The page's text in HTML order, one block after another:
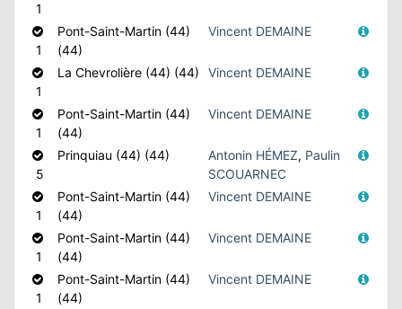
1
1
Pont-Saint-Martin (44)
(44)
Vincent DEMAINE
1
La Chevrolière (44) (44) Vincent DEMAINE
1
Pont-Saint-Martin (44)
(44)
Vincent DEMAINE
5
Prinquiau (44) (44) Antonin HÉMEZ, Paulin
SCOUARNEC
1
Pont-Saint-Martin (44)
(44)
Vincent DEMAINE
1
Pont-Saint-Martin (44)
(44)
Vincent DEMAINE
1
Pont-Saint-Martin (44)
(44)
Vincent DEMAINE